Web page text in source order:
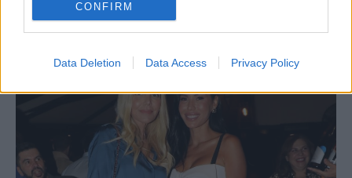
CONFIRM
Data Deletion Data Access Privacy Policy
Βάσια Λόη, Φανή Χαλκιά/ NDP Photo Agency